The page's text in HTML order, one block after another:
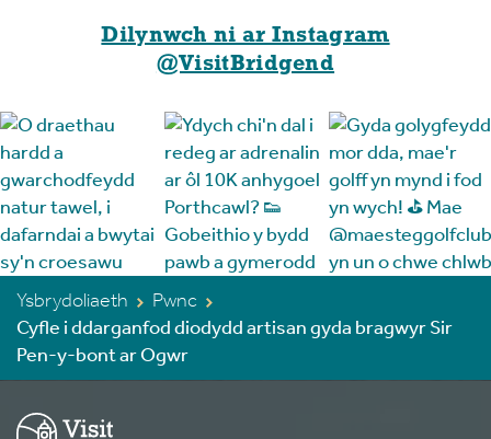
Dilynwch ni ar Instagram
@VisitBridgend
Ysbrydoliaeth
Pwnc
Cyfle i ddarganfod diodydd artisan gyda bragwyr Sir
Pen-y-bont ar Ogwr